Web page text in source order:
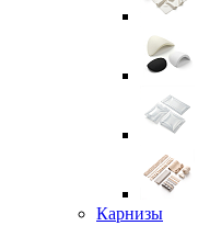
Карнизы